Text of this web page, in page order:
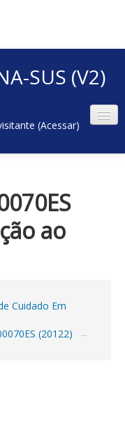
SUS (V2)
(Acessar)
ao
Cuidado Em
(20122)
→